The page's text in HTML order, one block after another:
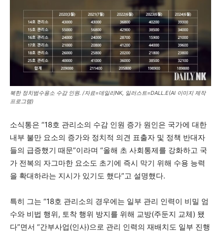
북한 정치범수용소 수감 인원. /자료=데일리NK, 일러스트=DALL.E(AI 이미지 제작
프로그램)
소식통은 “18호 관리소의 수감 인원 증가 원인은 국가에 대한
내부 불만 요소의 증가와 정치적 의견 표출자 및 정책 반대자
들의 급증했기 때문”이라며 “올해 초 사회통제를 강화하고 국
가 전복의 자그마한 요소도 초기에 즉시 막기 위해 수용 능력
을 확대하라는 지시가 있기도 했다”고 설명했다.
특히 그는 “18호 관리소의 경우에는 일부 관리 인력이 비밀 엄
수와 비법 행위, 토착 행위 방지를 위해 교방(주둔지 교체) 됐
다”면서 “간부사업(인사)으로 관리 인력의 재배치도 일부 진행